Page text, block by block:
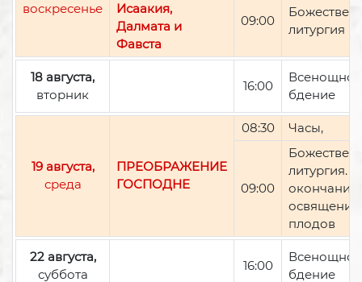
воскресенье
Исаакия,
Далмата и
Фавста
09:00
литургия
18 августа,
вторник
16:00
Всенощное
бдение
19 августа,
среда
ПРЕОБРАЖЕНИЕ
ГОСПОДНЕ
08:30 Часы,
09:00
литургия.
окончании
освящение
плодов
22 августа,
суббота
16:00
Всенощное
бдение